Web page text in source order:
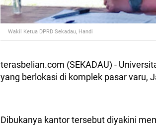
Wakil Ketua DPRD Sekadau, Handi
terasbelian.com (SEKADAU) -
yang berlokasi di komplek pasar varu,
Dibukanya kantor tersebut diyakini